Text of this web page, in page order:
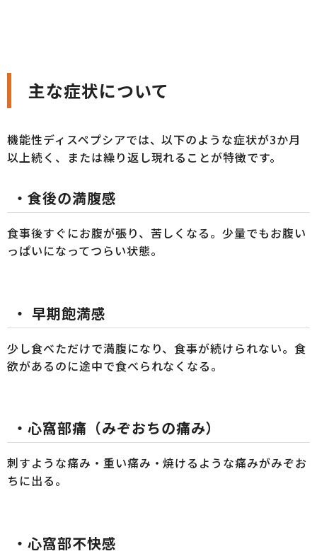
主な症状について
機能性ディスペプシアでは、以下のような症状が3か月
以上続く、または繰り返し現れることが特徴です。
・食後の満腹感
食事後すぐにお腹が張り、苦しくなる。少量でもお腹い
っぱいになってつらい状態。
・ 早期飽満感
少し食べただけで満腹になり、食事が続けられない。食
欲があるのに途中で食べられなくなる。
・心窩部痛（みぞおちの痛み）
刺すような痛み・重い痛み・焼けるような痛みがみぞお
ちに出る。
・心窩部不快感